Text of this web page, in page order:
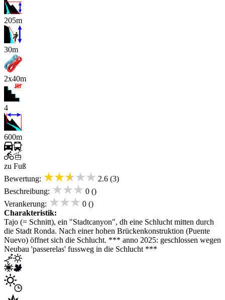
205m
x
30m
2x40m
4
600m
zu Fuß
Bewertung: ★★★★★ 2.6 (3)
Beschreibung: ★★★ 0 ()
Verankerung: ★★★ 0 ()
Charakteristik:
Tajo (= Schnitt), ein "Stadtcanyon", dh eine Schlucht mitten durch
die Stadt Ronda. Nach einer hohen Brückenkonstruktion (Puente
Nuevo) öffnet sich die Schlucht. *** anno 2025: geschlossen wegen
Neubau 'passerelas' fussweg in die Schlucht ***